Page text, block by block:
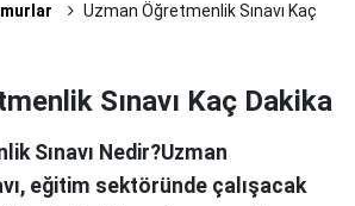
Uzman Öğretmenlik Sınavı Kaç
Sınavı Kaç Dakika
Sınavı Nedir?Uzman
eğitim sektöründe çalışacak